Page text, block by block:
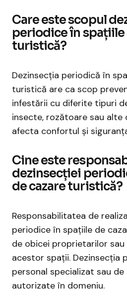
Care este scopul
periodice în spațiile
turistică?
Dezinsecția periodică în
turistică are ca scop
infestării cu diferite tipuri
insecte, rozătoare sau alte
afecta confortul și
Cine este
dezinsecției
de cazare turistică?
Responsabilitatea de
periodice în spațiile de
de obicei proprietarilor
acestor spații. Dezinsecția
personal specializat sau
autorizate în domeniu.